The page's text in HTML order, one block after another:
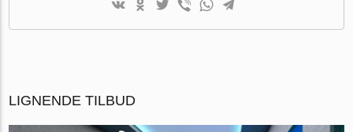
LIGNENDE TILBUD